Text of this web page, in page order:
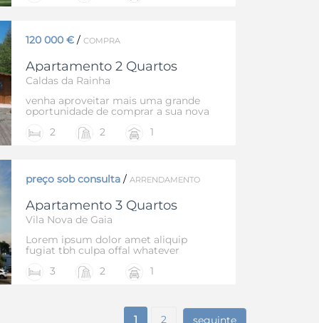
120 000 € / COMPRA
Apartamento 2 Quartos
Caldas da Rainha
venha aproveitar mais uma grande
oportunidade de comprar a sua nova
Incrivel T2 para visita
2 2 1
preço sob consulta / ARRENDAMENTO
Apartamento 3 Quartos
Vila Nova de Gaia
Lorem ipsum dolor amet aliquip
fugiat tbh culpa offal whatever
exercitation laboris echo park selfies.
Ea pop-up id, shaman quis master
incididunt wayfarers paleo. Yr man
bun single-origin coffee, enim
3 2 1
1 2 seguinte